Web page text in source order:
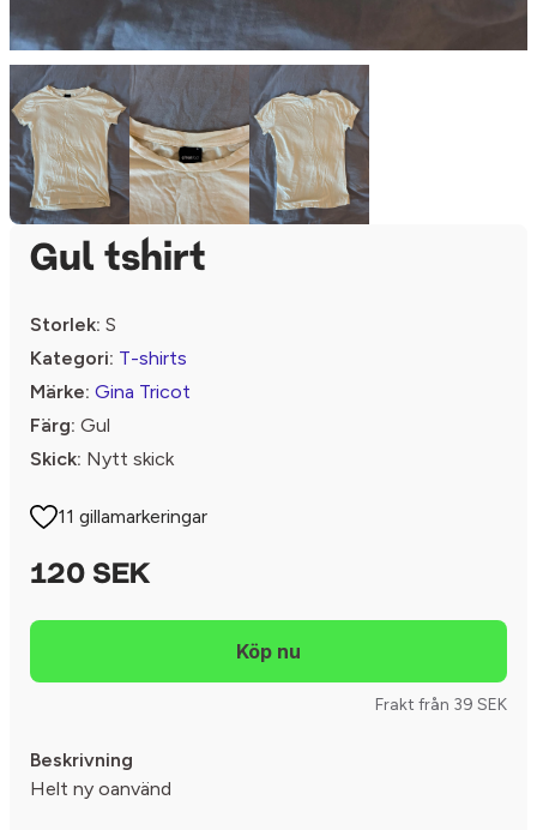
Gul tshirt
Storlek: S
Kategori: T-shirts
Märke: Gina Tricot
Färg: Gul
Skick: Nytt skick
11 gillamarkeringar
120 SEK
Frakt från 39 SEK
Beskrivning
Helt ny oanvänd